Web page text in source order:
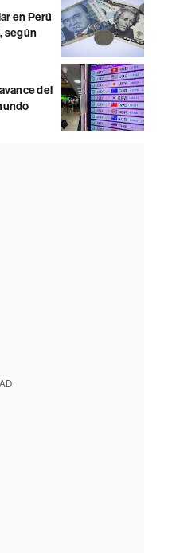
en Perú
según
del